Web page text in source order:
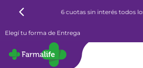
6 cuotas sin interés todos
Elegí tu forma de Entrega